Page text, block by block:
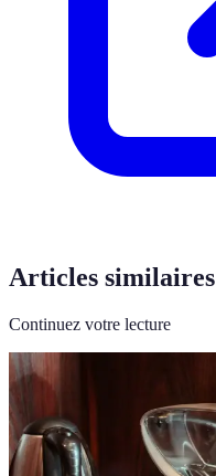
Articles similaires
Continuez votre lecture